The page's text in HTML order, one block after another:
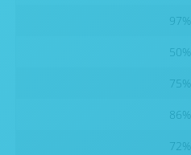
97%
50%
75%
86%
72%